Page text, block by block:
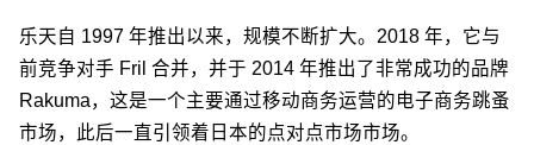
乐天自 1997 年推出以来，规模不断扩大。2018 年，它与
前竞争对手 Fril 合并，并于 2014 年推出了非常成功的品牌
Rakuma，这是一个主要通过移动商务运营的电子商务跳蚤
市场，此后一直引领着日本的点对点市场市场。